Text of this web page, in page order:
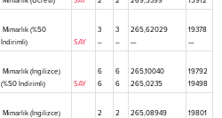
Mimarlık (%50
İndirimli)
SAY
3
–
3
–
265,62029
—
19378
—
Mimarlık (İngilizce)
(%50 İndirimli)
SAY
6
6
6
6
265,10040
265,0235
19792
19498
Mimarlık (İngilizce)
2
2
265,08949
19801